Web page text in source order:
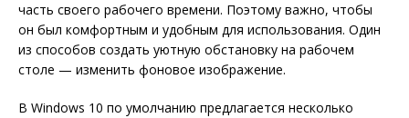
часть своего рабочего времени. Поэтому важно, чтобы
он был комфортным и удобным для использования. Один
из способов создать уютную обстановку на рабочем
столе — изменить фоновое изображение.
В Windows 10 по умолчанию предлагается несколько